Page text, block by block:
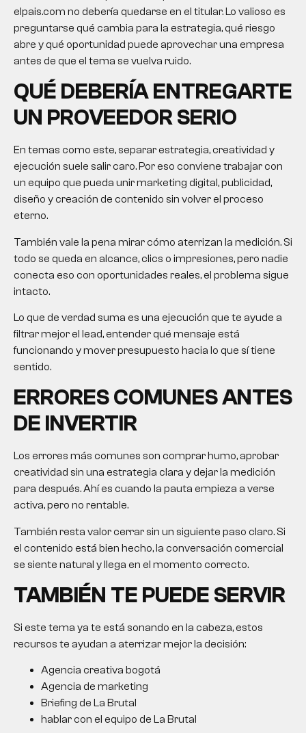
elpais.com no debería quedarse en el titular. Lo valioso es
preguntarse qué cambia para la estrategia, qué riesgo
abre y qué oportunidad puede aprovechar una empresa
antes de que el tema se vuelva ruido.
QUÉ DEBERÍA ENTREGARTE
UN PROVEEDOR SERIO
En temas como este, separar estrategia, creatividad y
ejecución suele salir caro. Por eso conviene trabajar con
un equipo que pueda unir marketing digital, publicidad,
diseño y creación de contenido sin volver el proceso
eterno.
También vale la pena mirar cómo aterrizan la medición. Si
todo se queda en alcance, clics o impresiones, pero nadie
conecta eso con oportunidades reales, el problema sigue
intacto.
Lo que de verdad suma es una ejecución que te ayude a
filtrar mejor el lead, entender qué mensaje está
funcionando y mover presupuesto hacia lo que sí tiene
sentido.
ERRORES COMUNES ANTES
DE INVERTIR
Los errores más comunes son comprar humo, aprobar
creatividad sin una estrategia clara y dejar la medición
para después. Ahí es cuando la pauta empieza a verse
activa, pero no rentable.
También resta valor cerrar sin un siguiente paso claro. Si
el contenido está bien hecho, la conversación comercial
se siente natural y llega en el momento correcto.
TAMBIÉN TE PUEDE SERVIR
Si este tema ya te está sonando en la cabeza, estos
recursos te ayudan a aterrizar mejor la decisión:
Agencia creativa bogotá
Agencia de marketing
Briefing de La Brutal
hablar con el equipo de La Brutal